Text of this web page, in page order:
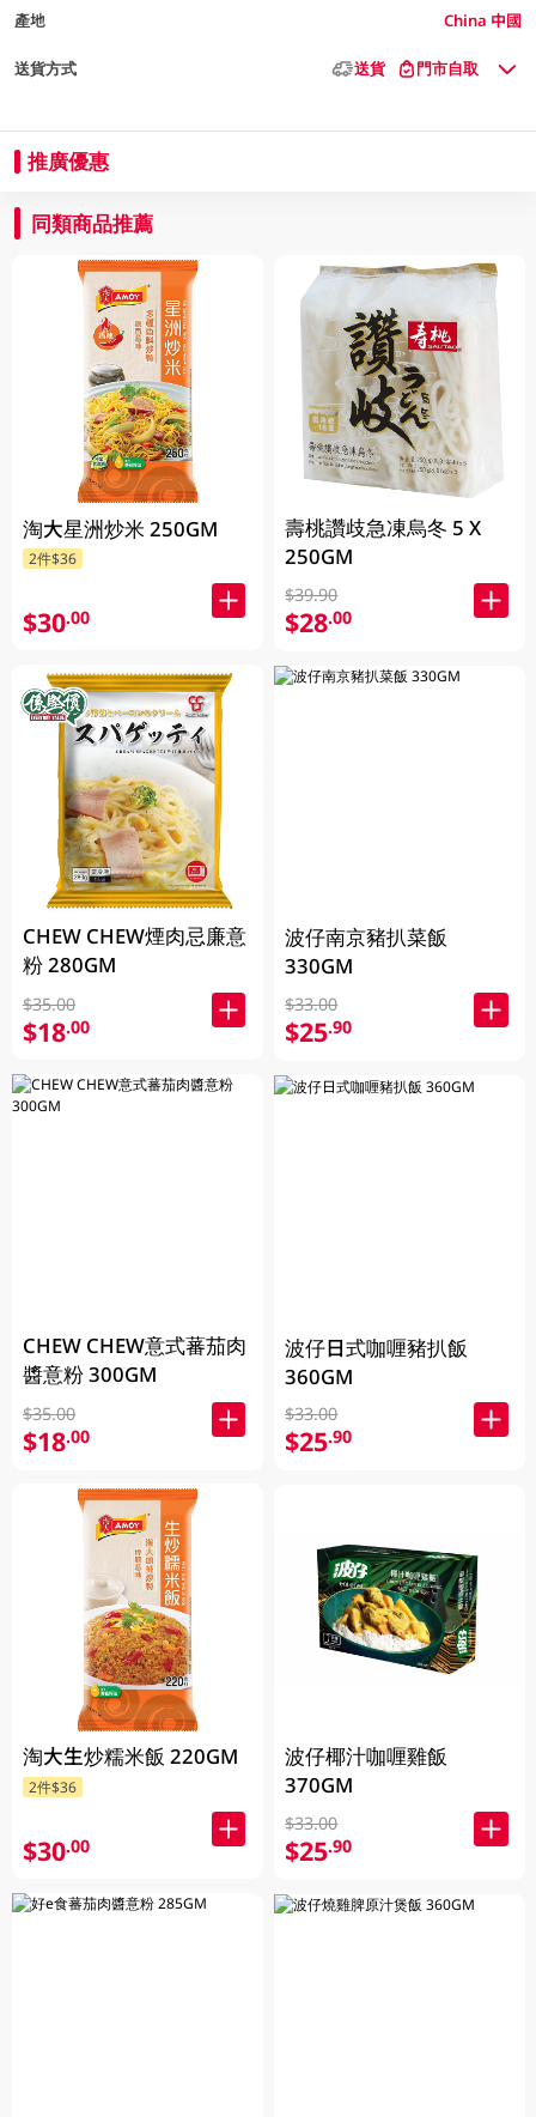
產地 China 中國
送貨方式 送貨 門市自取
推廣優惠
同類商品推薦
淘大星洲炒米 250GM
2件$36
$30.00
CHEW CHEW煙肉忌廉意
粉 280GM
$35.00
$18.00
CHEW CHEW意式蕃茄肉
醬意粉 300GM
$35.00
$18.00
淘大生炒糯米飯 220GM
2件$36
$30.00
壽桃讚歧急凍烏冬 5 X
250GM
$39.90
$28.00
波仔南京豬扒菜飯
330GM
$33.00
$25.90
波仔日式咖喱豬扒飯
360GM
$33.00
$25.90
波仔椰汁咖喱雞飯
370GM
$33.00
$25.90